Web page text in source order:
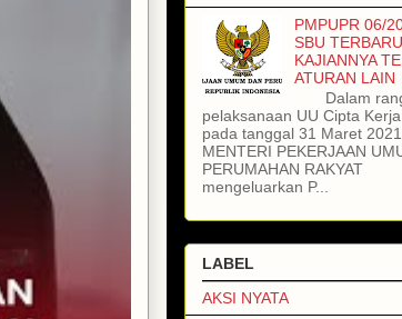
PMPUPR 06/
SBU
KAJIANNYA
ATURAN LAIN
Dalam
pelaksanaan UU Cipta
pada tanggal 31 Maret
MENTERI PEKERJAAN
PERUMAHAN RAKYAT
mengeluarkan P...
LABEL
AKSI NYATA